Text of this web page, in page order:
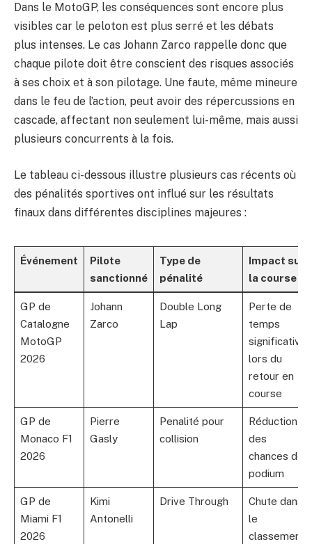
Dans le MotoGP, les conséquences sont encore plus
visibles car le peloton est plus serré et les débats
plus intenses. Le cas Johann Zarco rappelle donc que
chaque pilote doit être conscient des risques associés
à ses choix et à son pilotage. Une faute, même mineure
dans le feu de l’action, peut avoir des répercussions en
cascade, affectant non seulement lui-même, mais aussi
plusieurs concurrents à la fois.
Le tableau ci-dessous illustre plusieurs cas récents où
des pénalités sportives ont influé sur les résultats
finaux dans différentes disciplines majeures :
Événement
Pilote
sanctionné
Type de
pénalité
Impact sur
la course
GP de
Catalogne
MotoGP
2026
Johann
Zarco
Double Long
Lap
Perte de
temps
significative
lors du
retour en
course
GP de
Monaco F1
2026
Pierre
Gasly
Penalité pour
collision
Réduction
des
chances de
podium
GP de
Miami F1
2026
Kimi
Antonelli
Drive Through
Chute dans
le
classement